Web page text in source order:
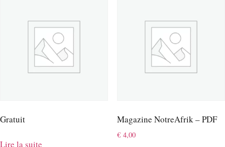
Gratuit
Lire la suite
Magazine NotreAfrik – PDF
€4,00